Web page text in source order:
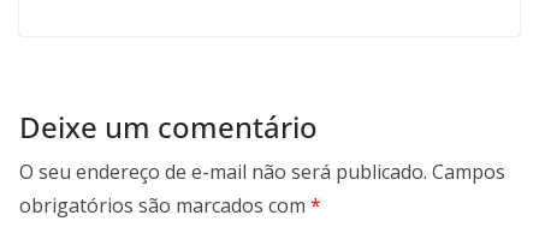
Deixe um comentário
O seu endereço de e-mail não será publicado. Campos
obrigatórios são marcados com *